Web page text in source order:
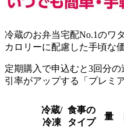
冷蔵のお弁当宅配No.1のワ
カロリーに配慮した手頃な
定期購入で申込むと3回分
引率がアップする「プレミ
冷蔵/
冷凍
食事の
タイプ
量